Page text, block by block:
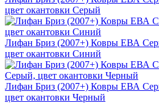
цвет окантовки Серый
Лифан Бриз (2007+) Ковры ЕВА
цвет окантовки Синий
Лифан Бриз (2007+) Ковры ЕВА
цвет окантовки Черный